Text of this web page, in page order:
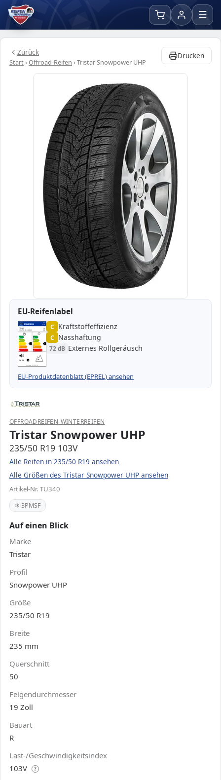
☰
Zurück
Start›Offroad-Reifen ›Tristar Snowpower UHP
Drucken
EU-Reifenlabel
ENERG 547647
Tristar TU340
235/50 R19 103V C1
A
B
C
C
D
E
A
B
C
C
D
E
72 dB B
Verordnung (EU) 2020/740
C Kraftstoffeffizienz
C Nasshaftung
72 dB Externes Rollgeräusch
EU-Produktdatenblatt (EPREL) ansehen
OFFROADREIFEN-WINTERREIFEN
Tristar Snowpower UHP
235/50 R19 103V
Alle Reifen in 235/50 R19 ansehen
Alle Größen des Tristar Snowpower UHP ansehen
Artikel-Nr. TU340
❄ 3PMSF
Auf einen Blick
Marke
Tristar
Profil
Snowpower UHP
Größe
235/50 R19
Breite
235 mm
Querschnitt
50
Felgendurchmesser
19 Zoll
Bauart
R
Last-/Geschwindigkeitsindex
103V
?